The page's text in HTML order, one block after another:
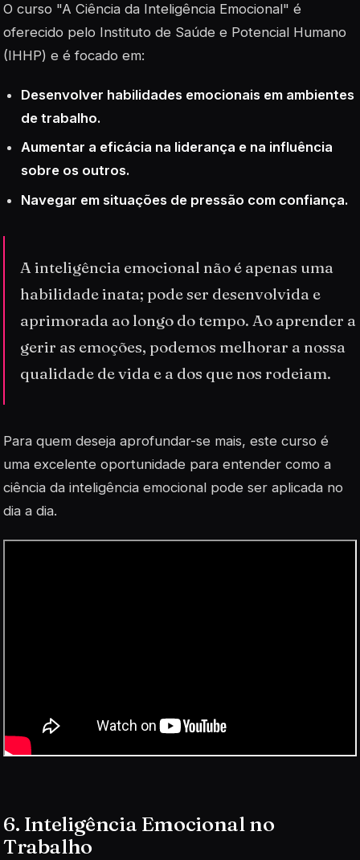
O curso "A Ciência da Inteligência Emocional" é
oferecido pelo Instituto de Saúde e Potencial Humano
(IHHP) e é focado em:
Desenvolver habilidades emocionais em ambientes
de trabalho.
Aumentar a eficácia na liderança e na influência
sobre os outros.
Navegar em situações de pressão com confiança.
A inteligência emocional não é apenas uma
habilidade inata; pode ser desenvolvida e
aprimorada ao longo do tempo. Ao aprender a
gerir as emoções, podemos melhorar a nossa
qualidade de vida e a dos que nos rodeiam.
Para quem deseja aprofundar-se mais, este curso é
uma excelente oportunidade para entender como a
ciência da inteligência emocional pode ser aplicada no
dia a dia.
6. Inteligência Emocional no
Trabalho